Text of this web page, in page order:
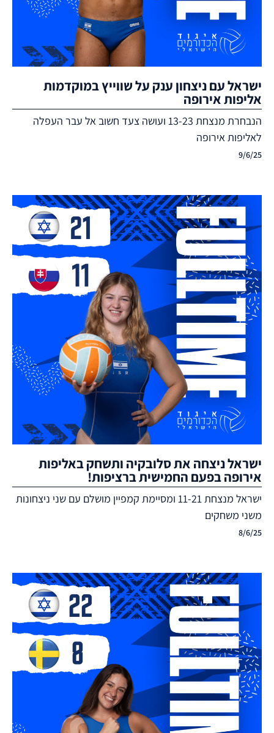
ישראל עם ניצחון ענק על שווייץ במוקדמות
אליפות אירופה
הנבחרת מנצחת 13-23 ועושה צעד חשוב אל עבר העפלה
לאליפות אירופה
9/6/25
ישראל ניצחה את סלובקיה ותשחק באליפות
אירופה בפעם החמישית ברציפות!
ישראל מנצחת 11-21 ומסיימת קמפיין מושלם עם שני ניצחונות
משני משחקים
8/6/25